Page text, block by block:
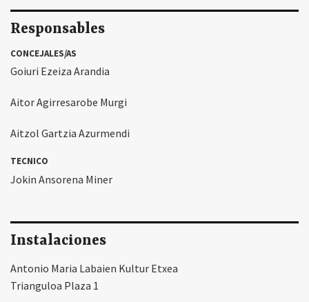
Responsables
CONCEJALES/AS
Goiuri Ezeiza Arandia
Aitor Agirresarobe Murgi
Aitzol Gartzia Azurmendi
TECNICO
Jokin Ansorena Miner
Instalaciones
Antonio Maria Labaien Kultur Etxea
Trianguloa Plaza 1